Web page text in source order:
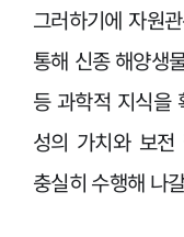
그러하기에 자원
통해 신종 해양생
등 과학적 지식을
성의 가치와 보전
충실히 수행해 나